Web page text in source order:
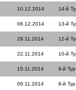
10.12.2014 14-й
06.12.2014 13-й
29.11.2014 12-й
22.11.2014 10-й
15.11.2014 9-й Тур
09.11.2014 8-й Тур